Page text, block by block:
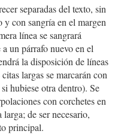
separadas del texto, sin
con sangría en el margen
línea se sangrará
un párrafo nuevo en el
la disposición de líneas
largas se marcarán con
hubiese otra dentro). Se
con corchetes en
de ser necesario,
principal.